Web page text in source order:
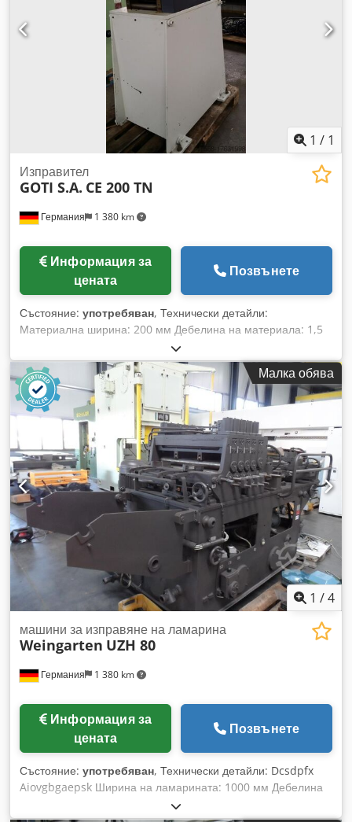
35x410 мм) Оборудване: - Барабанен държач
(Д:1,2xШ:0,7xВ:1,16 м) с 4 броя транспортни ролки и
водеща количка - 2 входни/изходни ограничителя Тази
изправяща машина трябва да бъде електрически свързана
към друго оборудване от клиента! В процес на изпълнение.
1 / 1
Германия 1 380 km
Изправител
GOTI S.A. CE 200 TN
Информация за
цената
Позвънете
Състояние: употребяван, Технически детайли:
Материална ширина: 200 мм Дебелина на материала: 1,5
мм Брой изправящи валове: 5x горе Брой валове: 6x долу
Скорост на преминаване: неизвестна м/мин Ел.
захранване: 220V / 50Hz Dcjdju Ic D Tspfx Aipek Обща
необходима мощност: 1,5 kW Тегло на машината: около
0,447 т Необходима площ: Д:0,88 x Ш:0,76 x В:1,26 м
Описание: Машината разполага с 11 вала: Горен вал:
ширина 210 мм; Ø=около 60 мм; задвижван; регулируем
Долен вал: ширина 210 мм; Ø = около 60 мм; задвижван;
нерегулируем
Малка обява
1 /4
Германия 1 380 km
машини за изправяне на ламарина
Weingarten UZH 80
Информация за
цената
Позвънете
Състояние: употребяван, Технически детайли: Dcsdpfx
Aiovgbgaepsk Ширина на ламарината: 1000 мм Дебелина
на ламарината: 3,0 мм Минимална дебелина на